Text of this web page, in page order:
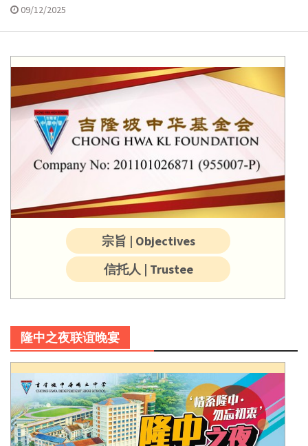
09/12/2025
宗旨 | Objectives
信托人 | Trustee
隆中之夜联谊晚宴